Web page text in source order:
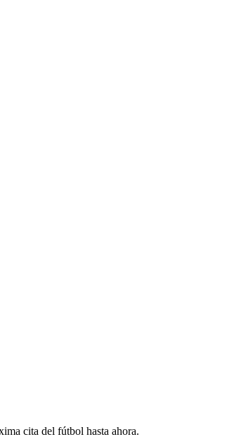
cita del fútbol hasta ahora.